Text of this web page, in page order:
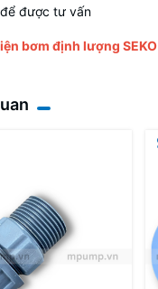
được tư vấn
bơm định lượng SEKO